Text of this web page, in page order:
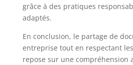
grâce à des pratiques
adaptés.
En conclusion, le partage de
entreprise tout en respectant
repose sur une compréhension